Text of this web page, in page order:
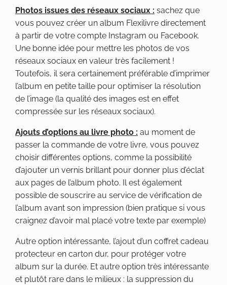
Photos issues des réseaux sociaux : sachez que
vous pouvez créer un album Flexilivre directement
à partir de votre compte Instagram ou Facebook.
Une bonne idée pour mettre les photos de vos
réseaux sociaux en valeur très facilement !
Toutefois, il sera certainement préférable d’imprimer
l’album en petite taille pour optimiser la résolution
de l’image (la qualité des images est en effet
compressée sur les réseaux sociaux).
Ajouts d’options au livre photo : au moment de
passer la commande de votre livre, vous pouvez
choisir différentes options, comme la possibilité
d’ajouter un vernis brillant pour donner plus d’éclat
aux pages de l’album photo. Il est également
possible de souscrire au service de vérification de
l’album avant son impression (bien pratique si vous
craignez d’avoir mal placé votre texte par exemple)
Autre option intéressante, l’ajout d’un coffret cadeau
protecteur en carton dur, pour protéger votre
album sur la durée. Et autre option très intéressante
et plutôt rare dans le milieux : la suppression du